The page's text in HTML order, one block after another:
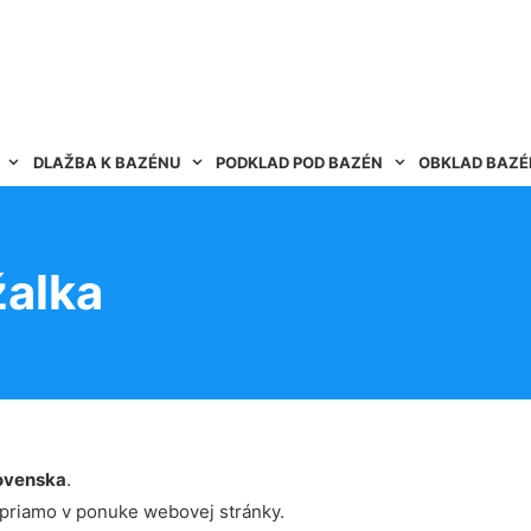
DLAŽBA K BAZÉNU PODKLAD POD BAZÉN OBKLAD
.
v ponuke webovej stránky.